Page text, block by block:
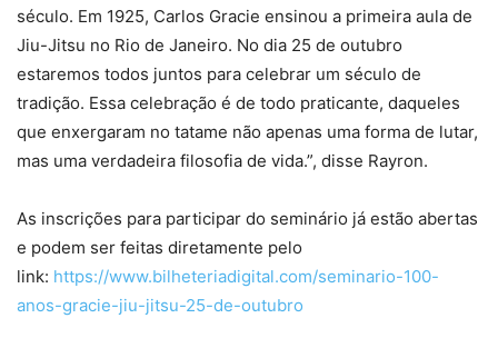
século. Em 1925, Carlos Gracie ensinou a primeira aula de
Jiu-Jitsu no Rio de Janeiro. No dia 25 de outubro
estaremos todos juntos para celebrar um século de
tradição. Essa celebração é de todo praticante, daqueles
que enxergaram no tatame não apenas uma forma de lutar,
mas uma verdadeira filosofia de vida.”, disse Rayron.
As inscrições para participar do seminário já estão abertas
e podem ser feitas diretamente pelo
link: https://www.bilheteriadigital.com/seminario-100-
anos-gracie-jiu-jitsu-25-de-outubro